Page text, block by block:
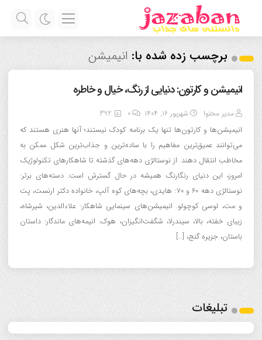
برچسب زده شده با:انیمیشن
انیمیشن و کارتون: دنیایی از رنگ، خیال و خاطره
مدیر محتوا شهریور ۱۶, ۱۴۰۴ 0
392
انیمیشن‌ها و کارتون‌ها تنها یک برنامه کودک نیستند؛ آنها هنری هستند که
می‌توانند عمیق‌ترین مفاهیم را با ساده‌ترین و جذاب‌ترین شکل ممکن به
مخاطب انتقال دهند. از نوستالژی دهه‌های گذشته تا شاهکارهای تکنولوژیک
امروز، این دنیای رنگارنگ همیشه در حال گسترش است. دسته‌های برتر:
نوستالژی دهه ۶۰ و ۷۰: هایدی، بچه‌های کوه آلپ، خانواده دکتر ارنست، پت
و مت، لوسی کوچولو. انیمیشن‌های سینمایی شاهکار: علاءالدین، شیرشاه،
زیبای خفته، بالا، سیندرلا، شگفت‌انگیزان، هوک. انیمه‌های ماندگار: داستان
باستان، جزیره گنج، […]
تبلیغات